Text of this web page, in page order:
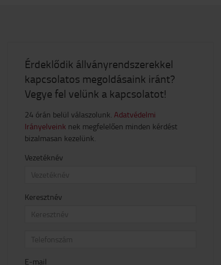
Érdeklődik állványrendszerekkel
kapcsolatos megoldásaink iránt?
Vegye fel velünk a kapcsolatot!
24 órán belül válaszolunk. Adatvédelmi
Irányelveink nek megfelelően minden kérdést
bizalmasan kezelünk.
Vezetéknév
Keresztnév
E-mail